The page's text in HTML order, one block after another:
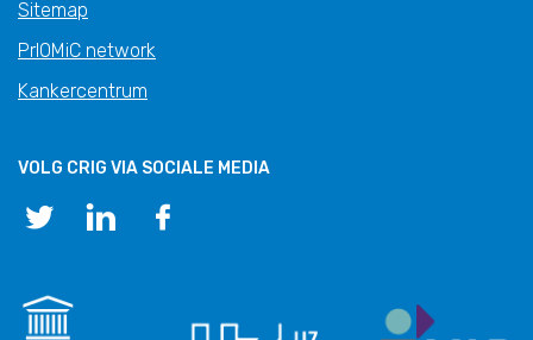
Sitemap
PrIOMiC network
Kankercentrum
VOLG CRIG VIA SOCIALE MEDIA